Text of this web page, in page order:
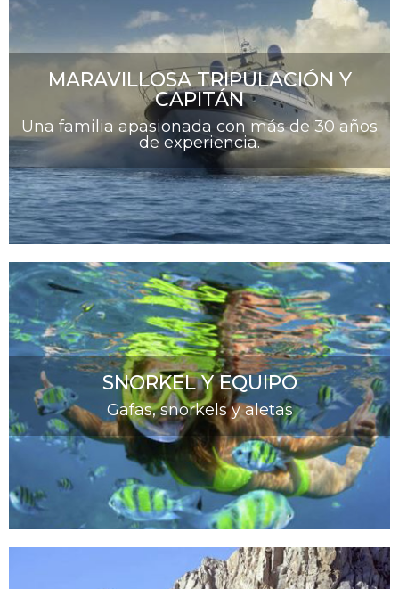
MARAVILLOSA TRIPULACIÓN Y
CAPITÁN
Una familia apasionada con más de 30 años
de experiencia.
SNORKEL Y EQUIPO
Gafas, snorkels y aletas